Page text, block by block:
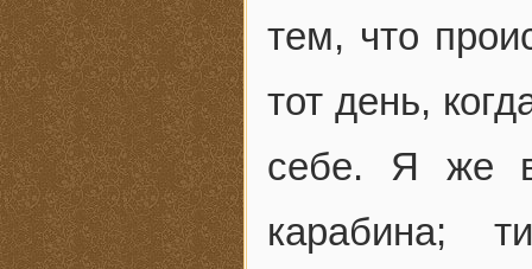
тем, что
тот день,
себе. Я же
карабина;